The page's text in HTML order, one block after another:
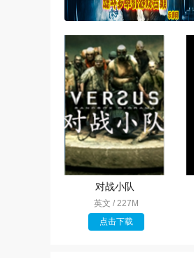
对战小队
英文 / 227M
点击下载